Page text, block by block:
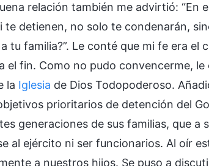
relación también me advirtió: “En
te detienen, no solo te condenarán,
tu familia?”. Le conté que mi fe era el
el fin. Como no pudo convencerme,
la Iglesia de Dios Todopoderoso.
prioritarios de detención del
generaciones de sus familias, que a
al ejército ni ser funcionarios. Al oír
a nuestros hijos. Se puso a